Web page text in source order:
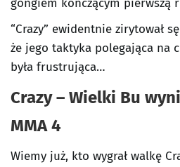
gongiem kończącym pierwszą
“Crazy” ewidentnie zirytował
że jego taktyka polegająca na
była frustrująca…
Crazy – Wielki Bu
MMA 4
Wiemy już, kto wygrał walkę